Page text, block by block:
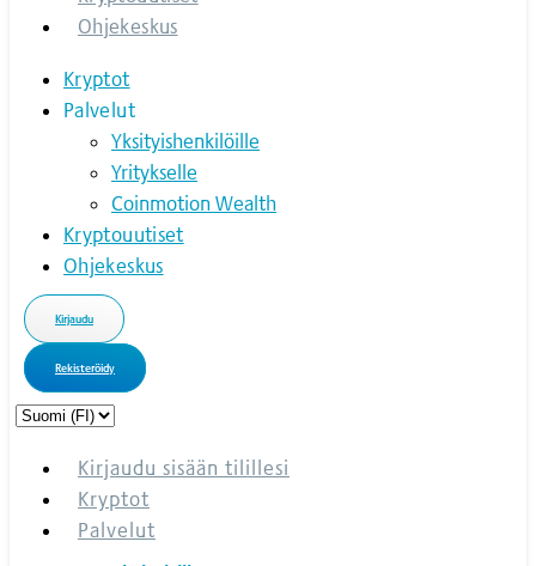
Ohjekeskus
Kryptot
Palvelut
Yksityishenkilöille
Yritykselle
Coinmotion Wealth
Kryptouutiset
Ohjekeskus
Kirjaudu
Rekisteröidy
Choose
languageKirjaudu sisään tilillesi
Kryptot
Palvelut